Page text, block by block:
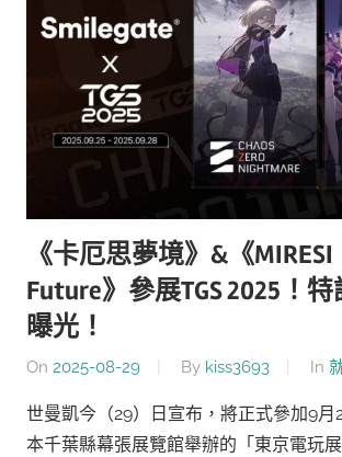
推
媒
《卡厄思夢境》&《
Future》參展TGS 2025！
曝光！
On 2025-08-29 By kiss3693 In
世曼凱今（29）日宣布，將正式參加9月
本千葉縣幕張展覽館舉辦的「東京電玩